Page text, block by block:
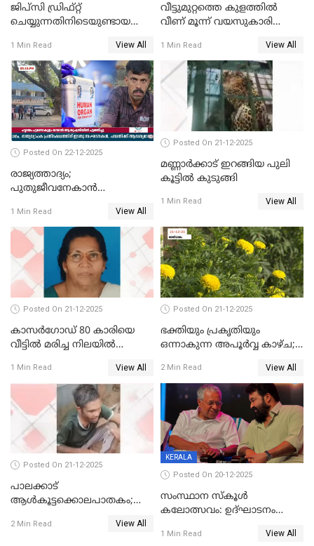
ജിപ്സി ഡ്രിഫ്റ്റ്
ചെയ്യുന്നതിനിടെയുണ്ടായ
ദാരുണാന്ത്യം; ജീപ്സി
ഓടിച്ചയാൾ അറസ്റ്റിൽ.
1 Min Read View All
വീട്ടുമുറ്റത്തെ കുളത്തിൽ
വീണ് മൂന്ന് വയസുകാരി
1 Min Read View All
Posted On 22-12-2025
രാജ്യത്താദ്യം;
പുതുജീവനേകാൻ
എറണാകുളം സർക്കാർ
ജനറൽ
ആശുപത്രിയിലെത്തിച്ചു
1 Min Read View All
Posted On 21-12-2025
മണ്ണാർക്കാട് ഇറങ്ങിയ പുലി
കൂട്ടിൽ കുടുങ്ങി
1 Min Read View All
Posted On 21-12-2025
കാസർഗോഡ് 80 കാരിയെ
വീട്ടിൽ മരിച്ച നിലയിൽ
1 Min Read View All
Posted On 21-12-2025
ഭക്തിയും പ്രകൃതിയും
ഒന്നാകുന്ന അപൂര്‍വ്വ കാഴ്ച;
കാഴ്ചാനുഭവമൊരുക്കി
ശബരീ നന്ദനം
2 Min Read View All
Posted On 21-12-2025
പാലക്കാട്‌
ആൾകൂട്ടക്കൊലപാതകം;
ഊർജ്ജിതമാക്കിമാക്കി
2 Min Read View All
KERALA
Posted On 20-12-2025
സംസ്ഥാന സ്കൂൾ
കലോത്സവം: ഉദ്ഘാടനം
മുഖ്യാതിഥിയായി
1 Min Read View All